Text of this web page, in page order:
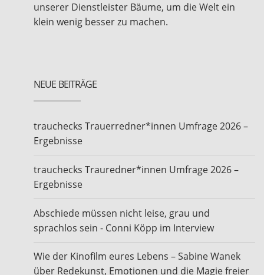
unserer Dienstleister Bäume, um die Welt ein
klein wenig besser zu machen.
NEUE BEITRÄGE
trauchecks Trauerredner*innen Umfrage 2026 –
Ergebnisse
trauchecks Trauredner*innen Umfrage 2026 –
Ergebnisse
Abschiede müssen nicht leise, grau und
sprachlos sein - Conni Köpp im Interview
Wie der Kinofilm eures Lebens – Sabine Wanek
über Redekunst, Emotionen und die Magie freier